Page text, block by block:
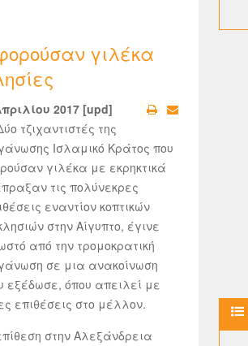
γιλέκα
2017 [upd]
τζιχαντιστές της
Ισλαμικό Κράτος που
γιλέκα με εκρηκτικά
τις πολύνεκρες
εναντίον κοπτικών
στην Αίγυπτο, έγινε
από την τρομοκρατική
σε μια ανακοίνωση
εξέδωσε, όπου απειλεί με
επιθέσεις στο μέλλον.
στην Αλεξάνδρεια